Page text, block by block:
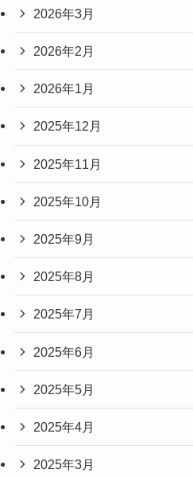
2026年3月
2026年2月
2026年1月
2025年12月
2025年11月
2025年10月
2025年9月
2025年8月
2025年7月
2025年6月
2025年5月
2025年4月
2025年3月